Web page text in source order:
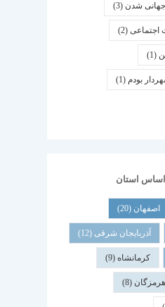
جهانی شدن (3)
اجتماعی(2)
(1)
بودم (1)
استان
اصفهان (20)
آذربایجان شرقی (12)
کرمانشاه(9)
هرمزگان (8)